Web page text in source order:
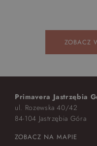
ZOBACZ
Primavera Jastrzębia
ul. Rozewska 40/42
84-104 Jastrzębia Góra
ZOBACZ NA MAPIE